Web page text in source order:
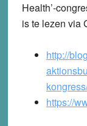
Health’-
is te lezen via
http://
https://